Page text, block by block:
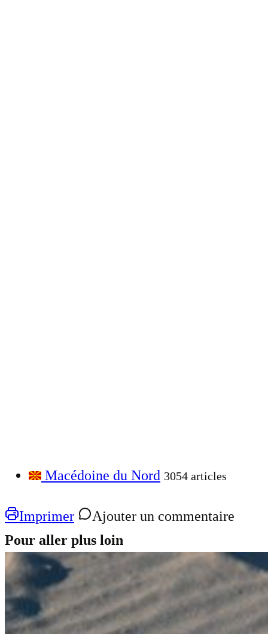
Macédoine du Nord 3054 articles
Imprimer
Ajouter un commentaire
Pour aller plus loin